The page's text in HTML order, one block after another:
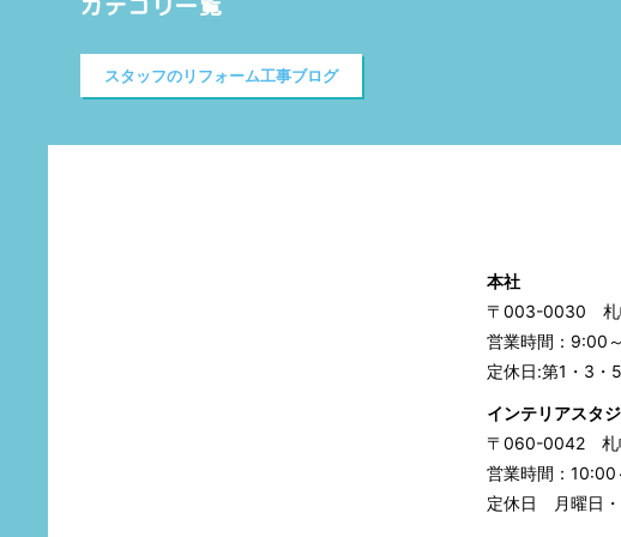
カテゴリ一覧
スタッフのリフォーム工事ブログ
本社
〒003-0030
営業時間：9:00
定休日:第1・3・
インテリアスタ
〒060-0042
営業時間：
定休日 月曜日・